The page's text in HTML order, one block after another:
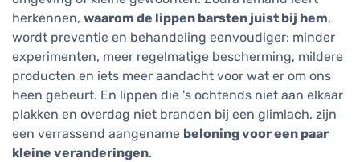
herkennen, waarom de lippen barsten juist bij hem,
wordt preventie en behandeling eenvoudiger: minder
experimenten, meer regelmatige bescherming, mildere
producten en iets meer aandacht voor wat er om ons
heen gebeurt. En lippen die 's ochtends niet aan elkaar
plakken en overdag niet branden bij een glimlach, zijn
een verrassend aangename beloning voor een paar
kleine veranderingen.